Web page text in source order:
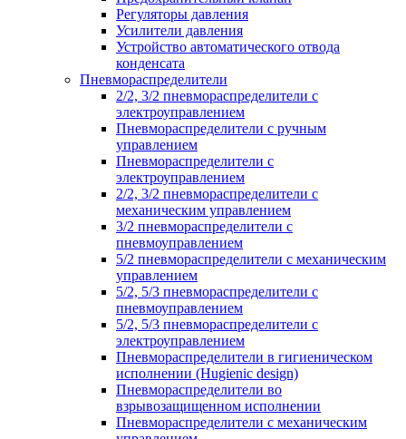
Регуляторы давления
Усилители давления
Устройство автоматического отвода
конденсата
Пневмораспределители
2/2, 3/2 пневмораспределители с
электроуправлением
Пневмораспределители с ручным
управлением
Пневмораспределители с
электроуправлением
2/2, 3/2 пневмораспределители с
механическим управлением
3/2 пневмораспределители с
пневмоуправлением
5/2 пневмораспределители с механическим
управлением
5/2, 5/3 пневмораспределители с
пневмоуправлением
5/2, 5/3 пневмораспределители с
электроуправлением
Пневмораспределители в гигиеническом
исполнении (Hugienic design)
Пневмораспределители во
взрывозащищенном исполнении
Пневмораспределители с механическим